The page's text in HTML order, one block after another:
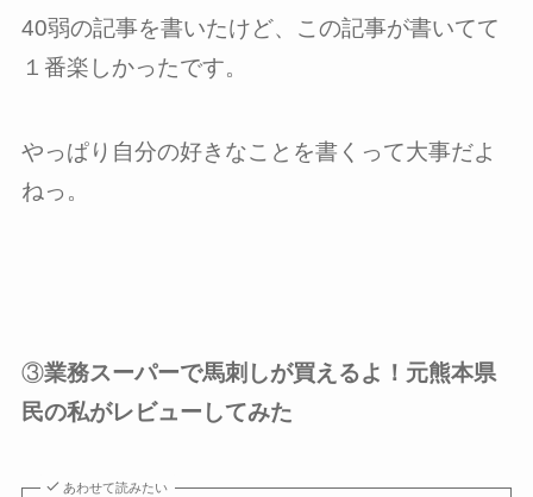
40弱の記事を書いたけど、この記事が書いてて
１番楽しかったです。
やっぱり自分の好きなことを書くって大事だよ
ねっ。
③業務スーパーで馬刺しが買えるよ！元熊本県
民の私がレビューしてみた
あわせて読みたい